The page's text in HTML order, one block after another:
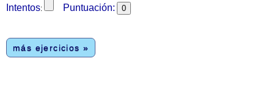
Intentos: Puntuación:
más ejercicios »